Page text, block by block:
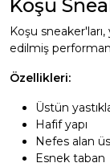
Koşu
Koşu
edilmiş
Özellikleri:
Üstün
Hafif yapı
Nefes alan
Esnek taban